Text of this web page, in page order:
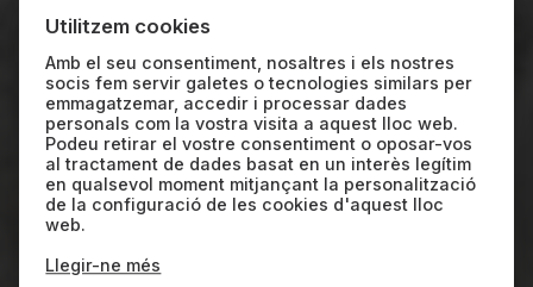
OFICIAL Ñ: Cinemes | CaixaForum+
The Unfixing
SP/USA 2024 77'
Una fusió lírica de vida i paisatge, THE
UNFIXING revela el camí d’una mare des
Utilitzem cookies
Amb el seu consentiment, nosaltres i els nostres
socis fem servir galetes o tecnologies similars per
emmagatzemar, accedir i processar dades
personals com la vostra visita a aquest lloc web.
Podeu retirar el vostre consentiment o oposar-vos
al tractament de dades basat en un interès legítim
en qualsevol moment mitjançant la personalització
de la configuració de les cookies d'aquest lloc
web.
Llegir-ne més